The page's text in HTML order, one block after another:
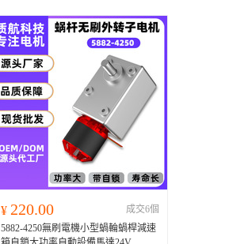
¥ 220.00
成交6個
5882-4250無刷電機小型蝸輪蝸桿減速